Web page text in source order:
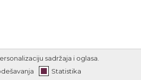
sadržaja i oglasa.
Statistika